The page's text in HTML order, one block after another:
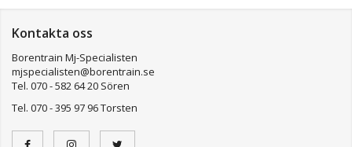
Kontakta oss
Borentrain Mj-Specialisten
mjspecialisten@borentrain.se
Tel. 070 - 582 64 20 Sören
Tel. 070 - 395 97 96 Torsten